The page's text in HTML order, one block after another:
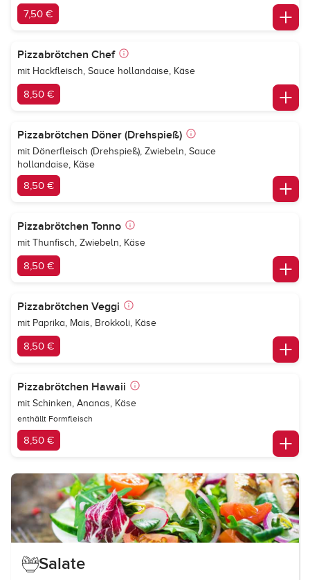
7,50 €
Pizzabrötchen Chef
mit Hackfleisch, Sauce hollandaise, Käse
8,50 €
Pizzabrötchen Döner (Drehspieß)
mit Dönerfleisch (Drehspieß), Zwiebeln, Sauce
hollandaise, Käse
8,50 €
Pizzabrötchen Tonno
mit Thunfisch, Zwiebeln, Käse
8,50 €
Pizzabrötchen Veggi
mit Paprika, Mais, Brokkoli, Käse
8,50 €
Pizzabrötchen Hawaii
mit Schinken, Ananas, Käse
enthällt Formfleisch
8,50 €
Salate